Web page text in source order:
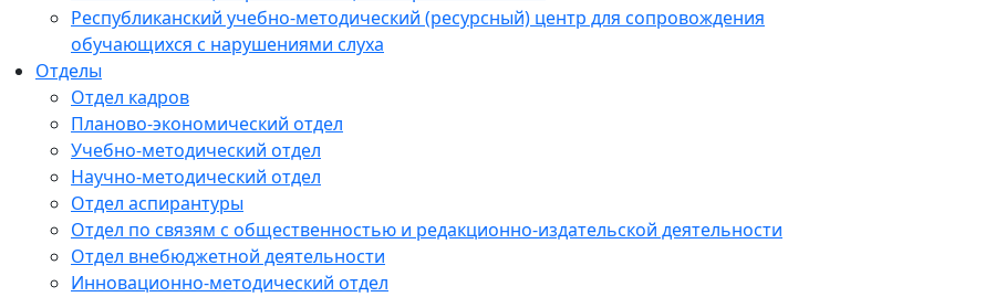
Республиканский учебно-методический (ресурсный) центр для сопровождения
обучающихся с нарушениями слуха
Отделы
Отдел кадров
Планово-экономический отдел
Учебно-методический отдел
Научно-методический отдел
Отдел аспирантуры
Отдел по связям с общественностью и редакционно-издательской деятельности
Отдел внебюджетной деятельности
Инновационно-методический отдел